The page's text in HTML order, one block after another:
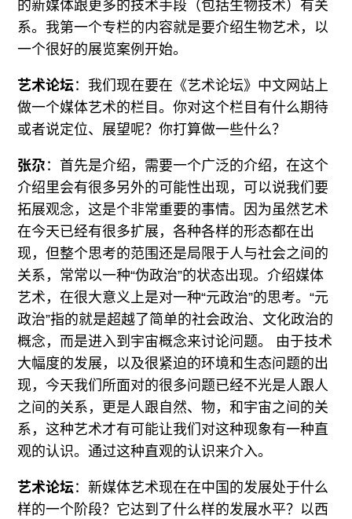
的新媒体跟更多的技术手段（包括生物技术）有关
系。我第一个专栏的内容就是要介绍生物艺术，以
一个很好的展览案例开始。
艺术论坛：我们现在要在《艺术论坛》中文网站上
做一个媒体艺术的栏目。你对这个栏目有什么期待
或者说定位、展望呢？你打算做一些什么？
张尕 ：首先是介绍，需要一个广泛的介绍，在这个
介绍里会有很多另外的可能性出现，可以说我们要
拓展观念，这是个非常重要的事情。因为虽然艺术
在今天已经有很多扩展，各种各样的形态都在出
现，但整个思考的范围还是局限于人与社会之间的
关系，常常以一种“伪政治”的状态出现。介绍媒体
艺术，在很大意义上是对一种“元政治”的思考。“元
政治”指的就是超越了简单的社会政治、文化政治的
概念，而是进入到宇宙概念来讨论问题。 由于技术
大幅度的发展，以及很紧迫的环境和生态问题的出
现，今天我们所面对的很多问题已经不光是人跟人
之间的关系，更是人跟自然、物，和宇宙之间的关
系，这种艺术才有可能让我们对这种现象有一种直
观的认识。通过这种直观的认识来介入。
艺术论坛：新媒体艺术现在在中国的发展处于什么
样的一个阶段？它达到了什么样的发展水平？以西